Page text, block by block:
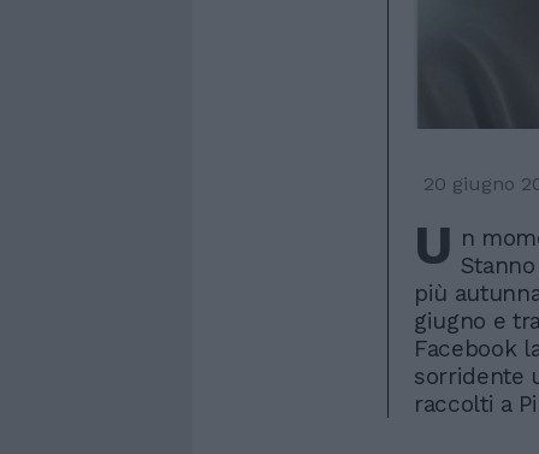
20 giugno
U n
più
giugno e
Facebook
sorridente
raccolti a